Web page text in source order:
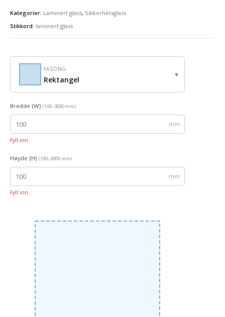
Kategorier: Laminert glass, Sikkerhetsglass
Stikkord: laminert glass
FASONG
Rektangel
▾
Bredde (W) (100–3000 mm)
mm
Fyll inn
Høyde (H) (100–3000 mm)
mm
Fyll inn